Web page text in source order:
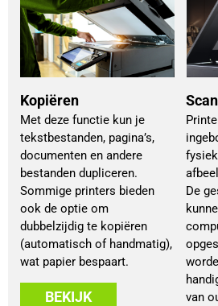
Kopiëren
Met deze functie kun je
tekstbestanden, pagina’s,
documenten en andere
bestanden dupliceren.
Sommige printers bieden
ook de optie om
dubbelzijdig te kopiëren
(automatisch of handmatig),
wat papier bespaart.
BEKIJK
De
van